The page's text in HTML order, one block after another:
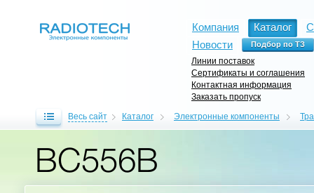
Компания Каталог
Новости
Линии поставок
Сертификаты и соглашения
Контактная информация
Заказать пропуск
Весь сайт Каталог Электронные компоненты
BC556B